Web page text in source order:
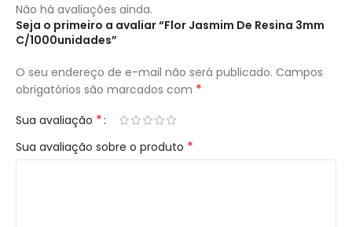
Não há avaliações ainda.
Seja o primeiro a avaliar “Flor Jasmim De Resina 3mm
C/1000unidades”
O seu endereço de e-mail não será publicado. Campos
obrigatórios são marcados com *
Sua avaliação *
Sua avaliação sobre o produto *